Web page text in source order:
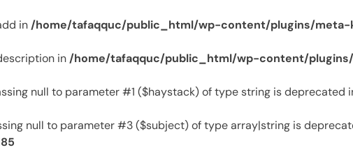
in /home/tafaqquc/public_html/wp-content/plugins/meta-
in /home/tafaqquc/public_html/wp-content/
null to parameter #1 ($haystack) of type string is deprecated
null to parameter #3 ($subject) of type array|string is